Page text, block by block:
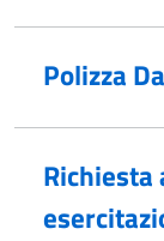
Polizza
Richiesta